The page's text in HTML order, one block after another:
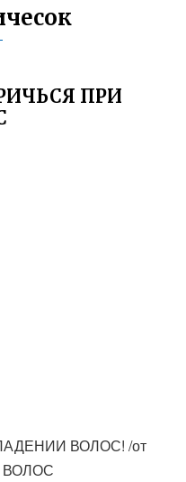
ПРИ
ВОЛОС! /от